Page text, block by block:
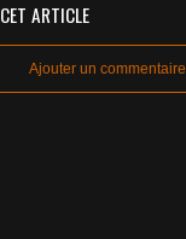
ARTICLE
Ajouter un commentaire